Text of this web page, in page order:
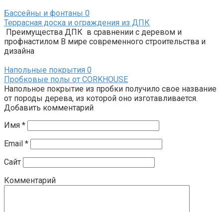
Бассейны и фонтаны 0
Террасная доска и ограждения из ДПК
Преимущества ДПК в сравнении с деревом и
профнастилом В мире современного строительства и
дизайна
Напольные покрытия 0
Пробковые полы от CORKHOUSE
Напольное покрытие из пробки получило свое название
от породы дерева, из которой оно изготавливается.
Добавить комментарий
Имя *
Email *
Сайт
Комментарий